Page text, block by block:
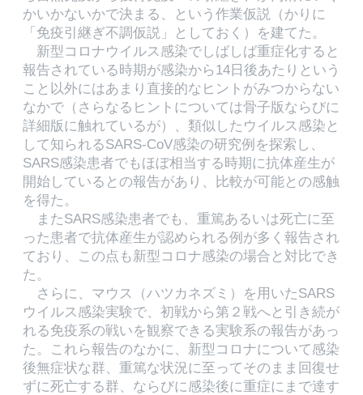
かいかないかで決まる、という作業仮説（かりに
「免疫引継ぎ不調仮説」としておく）を建てた。
新型コロナウイルス感染でしばしば重症化すると
報告されている時期が感染から14日後あたりという
こと以外にはあまり直接的なヒントがみつからない
なかで（さらなるヒントについては骨子版ならびに
詳細版に触れているが）、類似したウイルス感染と
して知られるSARS-CoV感染の研究例を探索し、
SARS感染患者でもほぼ相当する時期に抗体産生が
開始しているとの報告があり、比較が可能との感触
を得た。
またSARS感染患者でも、重篤あるいは死亡に至
った患者で抗体産生が認められる例が多く報告され
ており、この点も新型コロナ感染の場合と対比でき
た。
さらに、マウス（ハツカネズミ）を用いたSARS
ウイルス感染実験で、初戦から第２戦へと引き続が
れる免疫系の戦いを観察できる実験系の報告があっ
た。これら報告のなかに、新型コロナについて感染
後無症状な群、重篤な状況に至ってそのまま回復せ
ずに死亡する群、ならびに感染後に重症にまで達す